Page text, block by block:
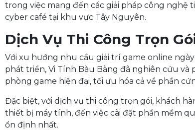
trong việc mang đến các giải pháp công nghệ
cyber café tại khu vực Tây Nguyên.
Dịch Vụ Thi Công Trọn
Với xu hướng nhu cầu giải trí game online
phát triển, Vi Tính Bàu Bàng đã nghiên cứu
phòng game hiện đại, tối ưu hóa cả về phần
Đặc biệt, với dịch vụ thi công trọn gói, khách
thiết bị máy tính, đến việc cài đặt phần mềm
ổn định nhất.